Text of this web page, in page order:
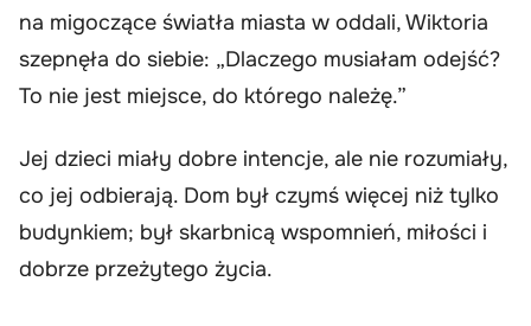
na migoczące światła miasta w oddali, Wiktoria
szepnęła do siebie: „Dlaczego musiałam odejść?
To nie jest miejsce, do którego należę.”
Jej dzieci miały dobre intencje, ale nie rozumiały,
co jej odbierają. Dom był czymś więcej niż tylko
budynkiem; był skarbnicą wspomnień, miłości i
dobrze przeżytego życia.